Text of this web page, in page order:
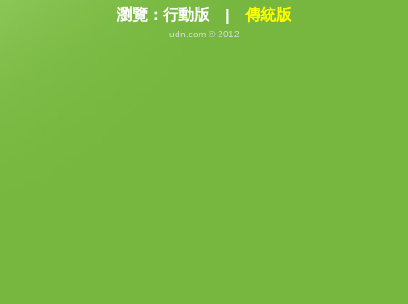
瀏覽： 行動版 | 傳統版
udn.com © 2012